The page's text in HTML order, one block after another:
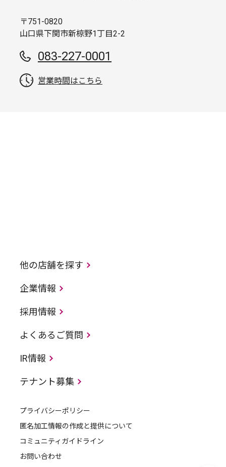
〒751-0820
山口県下関市新椋野1丁目2-2
083-227-0001
営業時間はこちら
他の店舗を探す
企業情報
採用情報
よくあるご質問
IR情報
テナント募集
プライバシーポリシー
匿名加工情報の作成と提供について
コミュニティガイドライン
お問い合わせ